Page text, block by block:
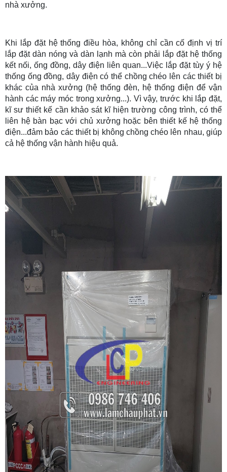
nhà xưởng.
Khi lắp đặt hệ thống điều hòa, không chỉ cần cố định vị trí
lắp đặt dàn nóng và dàn lạnh mà còn phải lắp đặt hệ thống
kết nối, ống đồng, dây điện liên quan...Việc lắp đặt tùy ý hệ
thống ống đồng, dây điện có thể chồng chéo lên các thiết bị
khác của nhà xưởng (hệ thống đèn, hệ thống điện để vận
hành các máy móc trong xưởng...). Vì vậy, trước khi lắp đặt,
kĩ sư thiết kế cần khảo sát kĩ hiện trường công trình, có thể
liên hệ bàn bạc với chủ xưởng hoặc bên thiết kế hệ thống
điện...đảm bảo các thiết bị không chồng chéo lên nhau, giúp
cả hệ thống vận hành hiệu quả.